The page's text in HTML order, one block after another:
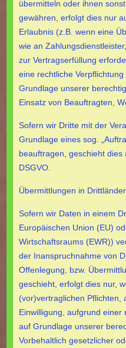
übermitteln oder ihnen
gewähren, erfolgt dies nur
Erlaubnis (z.B. wenn eine
wie an
zur Vertragserfüllung
eine rechtliche
Grundlage unserer
Einsatz von Beauftragten,
Sofern wir Dritte mit der
Grundlage eines sog.
beauftragen, geschieht dies
DSGVO.
Übermittlungen in Drittländer
Sofern wir Daten in einem
Europäischen Union (EU)
Wirtschaftsraums (EWR))
der Inanspruchnahme von
Offenlegung, bzw.
geschieht, erfolgt dies nur,
(vor)vertraglichen Pflichten,
Einwilligung, aufgrund einer
auf Grundlage unserer
Vorbehaltlich gesetzlicher